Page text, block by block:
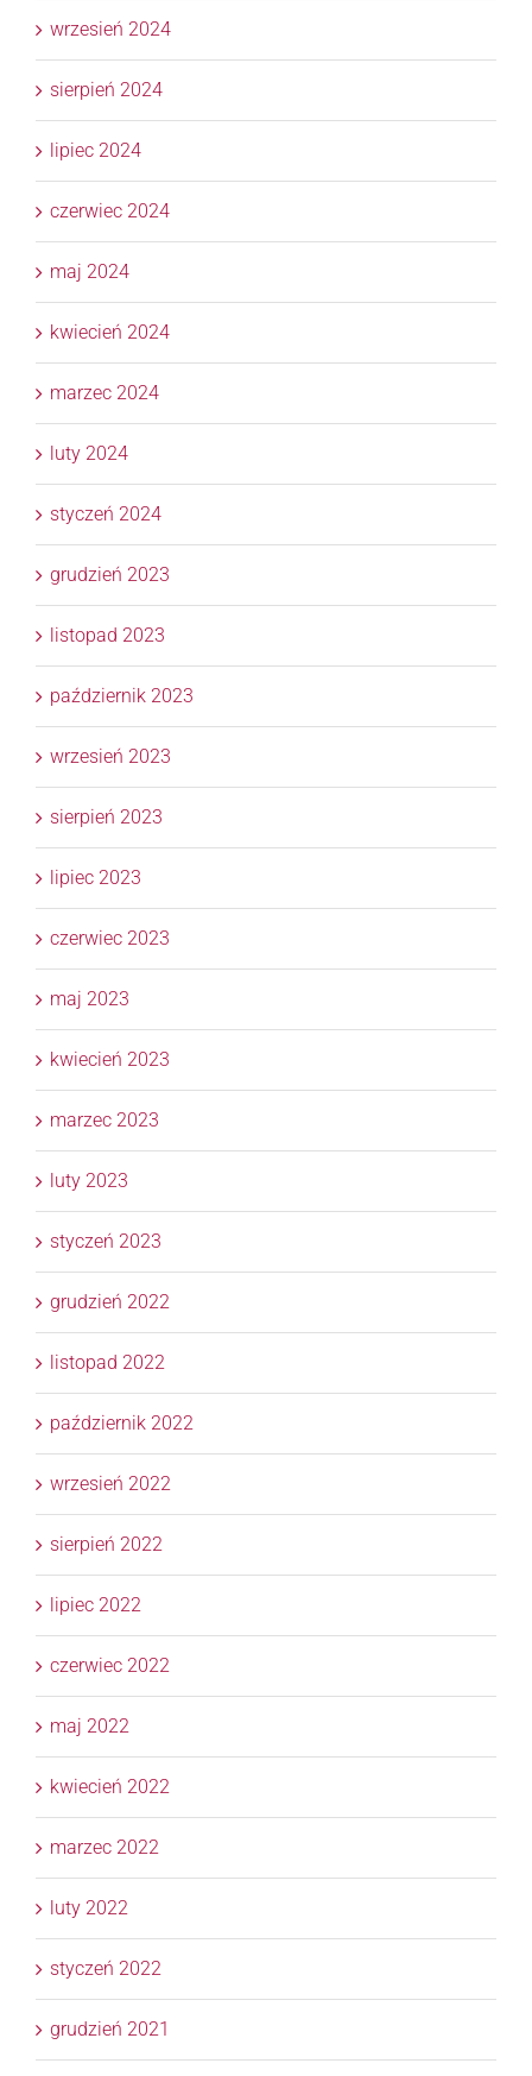
wrzesień 2024
sierpień 2024
lipiec 2024
czerwiec 2024
maj 2024
kwiecień 2024
marzec 2024
luty 2024
styczeń 2024
grudzień 2023
listopad 2023
październik 2023
wrzesień 2023
sierpień 2023
lipiec 2023
czerwiec 2023
maj 2023
kwiecień 2023
marzec 2023
luty 2023
styczeń 2023
grudzień 2022
listopad 2022
październik 2022
wrzesień 2022
sierpień 2022
lipiec 2022
czerwiec 2022
maj 2022
kwiecień 2022
marzec 2022
luty 2022
styczeń 2022
grudzień 2021